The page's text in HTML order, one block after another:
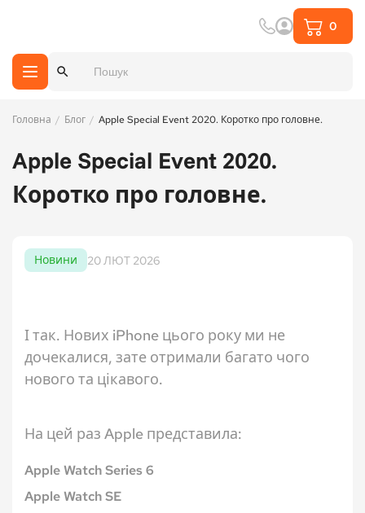
0
Головна Блог Apple Special Event 2020. Коротко про головне.
Apple Special Event 2020.
Коротко про головне.
Новини 20 ЛЮТ 2026
І так. Нових iPhone цього року ми не
дочекалися, зате отримали багато чого
нового та цікавого.
На цей раз Apple представила:
Apple Watch Series 6
Apple Watch SE